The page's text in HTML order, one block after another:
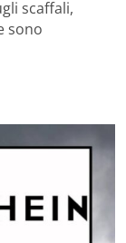
scaffali,
sono